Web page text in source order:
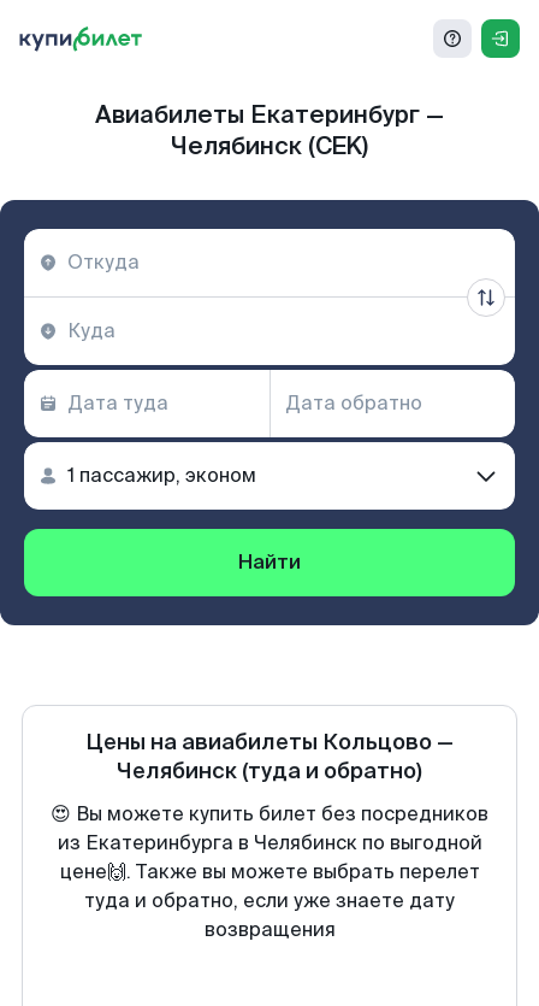
Авиабилеты Екатеринбург —
Челябинск (CEK)
Найти
Цены на авиабилеты Кольцово —
Челябинск (туда и обратно)
😍 Вы можете купить билет без посредников
из Екатеринбурга в Челябинск по выгодной
цене🙌. Также вы можете выбрать перелет
туда и обратно, если уже знаете дату
возвращения